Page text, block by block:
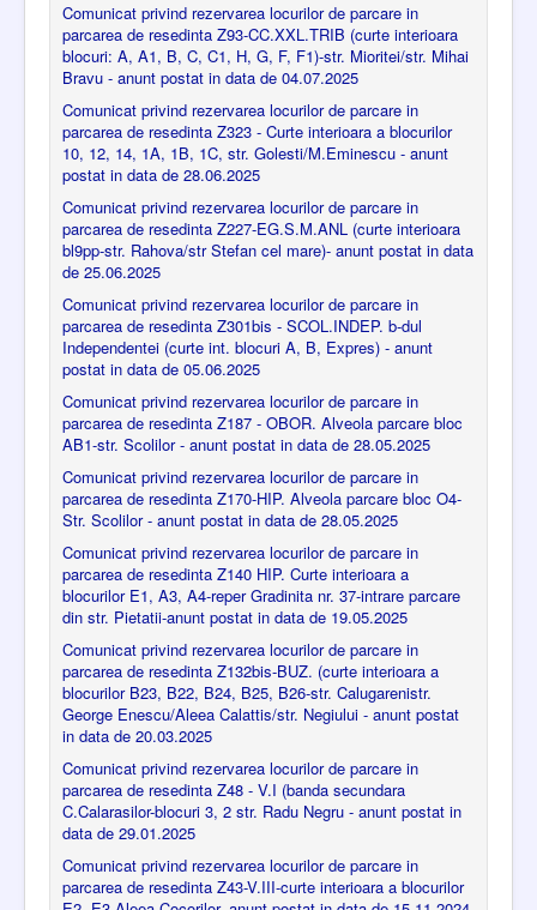
Comunicat privind rezervarea locurilor de parcare in
parcarea de resedinta Z93-CC.XXL.TRIB (curte interioara
blocuri: A, A1, B, C, C1, H, G, F, F1)-str. Mioritei/str. Mihai
Bravu - anunt postat in data de 04.07.2025
Comunicat privind rezervarea locurilor de parcare in
parcarea de resedinta Z323 - Curte interioara a blocurilor
10, 12, 14, 1A, 1B, 1C, str. Golesti/M.Eminescu - anunt
postat in data de 28.06.2025
Comunicat privind rezervarea locurilor de parcare in
parcarea de resedinta Z227-EG.S.M.ANL (curte interioara
bl9pp-str. Rahova/str Stefan cel mare)- anunt postat in data
de 25.06.2025
Comunicat privind rezervarea locurilor de parcare in
parcarea de resedinta Z301bis - SCOL.INDEP. b-dul
Independentei (curte int. blocuri A, B, Expres) - anunt
postat in data de 05.06.2025
Comunicat privind rezervarea locurilor de parcare in
parcarea de resedinta Z187 - OBOR. Alveola parcare bloc
AB1-str. Scolilor - anunt postat in data de 28.05.2025
Comunicat privind rezervarea locurilor de parcare in
parcarea de resedinta Z170-HIP. Alveola parcare bloc O4-
Str. Scolilor - anunt postat in data de 28.05.2025
Comunicat privind rezervarea locurilor de parcare in
parcarea de resedinta Z140 HIP. Curte interioara a
blocurilor E1, A3, A4-reper Gradinita nr. 37-intrare parcare
din str. Pietatii-anunt postat in data de 19.05.2025
Comunicat privind rezervarea locurilor de parcare in
parcarea de resedinta Z132bis-BUZ. (curte interioara a
blocurilor B23, B22, B24, B25, B26-str. Calugarenistr.
George Enescu/Aleea Calattis/str. Negiului - anunt postat
in data de 20.03.2025
Comunicat privind rezervarea locurilor de parcare in
parcarea de resedinta Z48 - V.I (banda secundara
C.Calarasilor-blocuri 3, 2 str. Radu Negru - anunt postat in
data de 29.01.2025
Comunicat privind rezervarea locurilor de parcare in
parcarea de resedinta Z43-V.III-curte interioara a blocurilor